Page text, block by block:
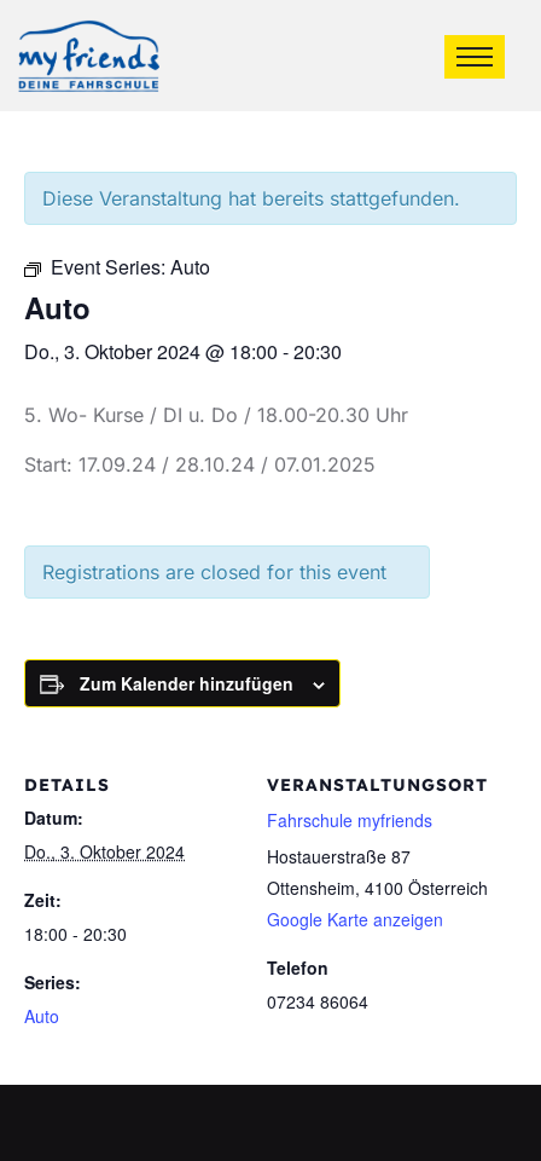
Diese Veranstaltung hat bereits stattgefunden.
Event Series: Auto
Auto
Do., 3. Oktober 2024 @ 18:00 -20:30
5. Wo- Kurse / DI u. Do / 18.00-20.30 Uhr
Start: 17.09.24 / 28.10.24 / 07.01.2025
Registrations are closed for this event
Zum Kalender hinzufügen
DETAILS
Datum:
Do., 3. Oktober 2024
Zeit:
18:00 - 20:30
Series:
Auto
VERANSTALTUNGSORT
Fahrschule myfriends
Hostauerstraße 87
Ottensheim, 4100 Österreich
Google Karte anzeigen
Telefon
07234 86064